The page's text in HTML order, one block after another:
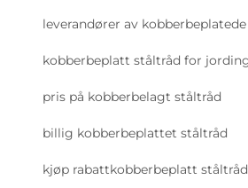
leverandører av
kobberbeplatt ståltråd for
pris på kobberbelagt ståltråd
billig kobberbeplattet ståltråd
kjøp rabattkobberbeplatt ståltråd